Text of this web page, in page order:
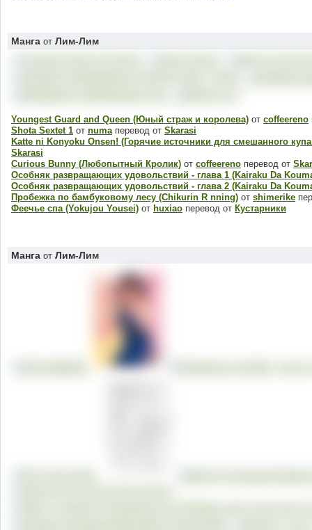
Манга от Лим-Лим
Youngest Guard and Queen (Юный страж и королева) от coffeereno
Shota Sextet 1 от numaперевод от Skarasi
Katte ni Konyoku Onsen! (Горячие источники для смешанного
Skarasi
Curious Bunny (Любопытный Кролик) от coffeereno перевод от
Особняк развращающих удовольствий - глава 1 (Kairaku Da
Особняк развращающих удовольствий - глава 2 (Kairaku Da
Пробежка по бамбуковому лесу (Chikurin R nning) от shimerike
Феечье спа (Yokujou Yousei) от huxiao перевод от Кустарники
Манга от Лим-Лим